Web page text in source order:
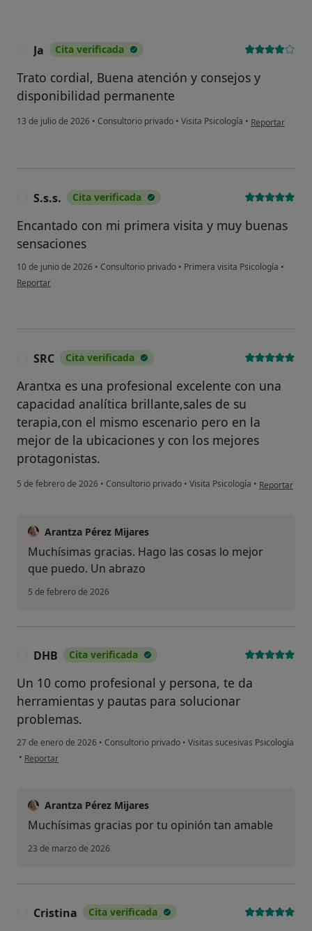
Ja Cita verificada
Trato cordial, Buena atención y consejos y
disponibilidad permanente
13 de julio de 2026 • Consultorio privado • Visita Psicología • en opinión del
Reportar
S.s.s. Cita verificada
Encantado con mi primera visita y muy buenas
sensaciones
10 de junio de 2026 • Consultorio privado • Primera visita Psicología •
en opinión del usuario S.s.s.
Reportar
SRC Cita verificada
Arantxa es una profesional excelente con una
capacidad analítica brillante,sales de su
terapia,con el mismo escenario pero en la
mejor de la ubicaciones y con los mejores
protagonistas.
5 de febrero de 2026 • Consultorio privado • Visita Psicología • en opinión
Reportar
Arantza Pérez Mijares
Muchísimas gracias. Hago las cosas lo mejor
que puedo. Un abrazo
5 de febrero de 2026
DHB Cita verificada
Un 10 como profesional y persona, te da
herramientas y pautas para solucionar
problemas.
27 de enero de 2026 • Consultorio privado • Visitas sucesivas Psicología
• en opinión del usuario DHB
Reportar
Arantza Pérez Mijares
Muchísimas gracias por tu opinión tan amable
23 de marzo de 2026
Cristina Cita verificada